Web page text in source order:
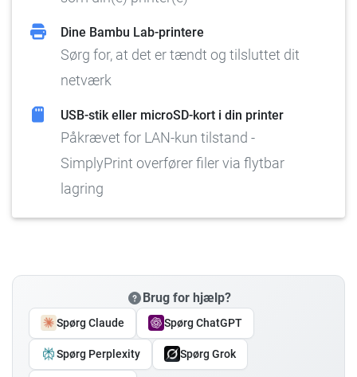
Dine Bambu Lab-printere
Sørg for, at det er tændt og tilsluttet dit
netværk
USB-stik eller microSD-kort i din printer
Påkrævet for LAN-kun tilstand -
SimplyPrint overfører filer via flytbar
lagring
Brug for hjælp?
Spørg Claude Spørg ChatGPT
Spørg Perplexity Spørg Grok